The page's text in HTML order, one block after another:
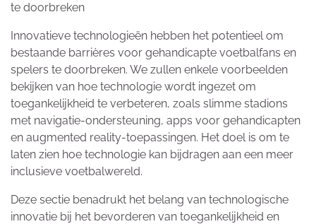
te doorbreken
Innovatieve technologieën hebben het potentieel om
bestaande barrières voor gehandicapte voetbalfans en
spelers te doorbreken. We zullen enkele voorbeelden
bekijken van hoe technologie wordt ingezet om
toegankelijkheid te verbeteren, zoals slimme stadions
met navigatie-ondersteuning, apps voor gehandicapten
en augmented reality-toepassingen. Het doel is om te
laten zien hoe technologie kan bijdragen aan een meer
inclusieve voetbalwereld.
Deze sectie benadrukt het belang van technologische
innovatie bij het bevorderen van toegankelijkheid en